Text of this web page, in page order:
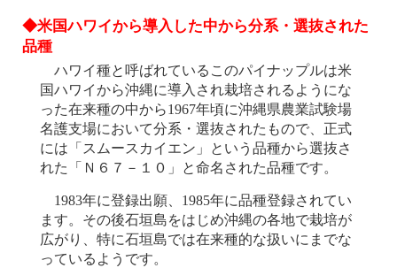
◆米国ハワイから導入した中から分系・選抜された
品種
ハワイ種と呼ばれているこのパイナップルは米
国ハワイから沖縄に導入され栽培されるようにな
った在来種の中から1967年頃に沖縄県農業試験場
名護支場において分系・選抜されたもので、正式
には「スムースカイエン」という品種から選抜さ
れた「Ｎ６７－１０」と命名された品種です。
1983年に登録出願、1985年に品種登録されてい
ます。その後石垣島をはじめ沖縄の各地で栽培が
広がり、特に石垣島では在来種的な扱いにまでな
っているようです。